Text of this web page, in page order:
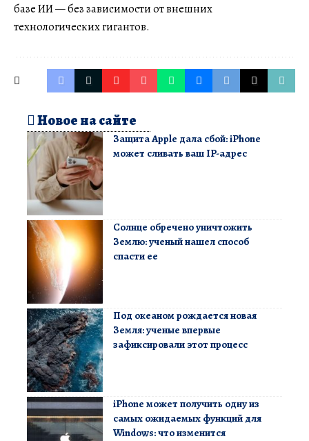
базе ИИ — без зависимости от внешних
технологических гигантов.
Новое на сайте
Защита Apple дала сбой: iPhone
может сливать ваш IP-адрес
Солнце обречено уничтожить
Землю: ученый нашел способ
спасти ее
Под океаном рождается новая
Земля: ученые впервые
зафиксировали этот процесс
iPhone может получить одну из
самых ожидаемых функций для
Windows: что изменится